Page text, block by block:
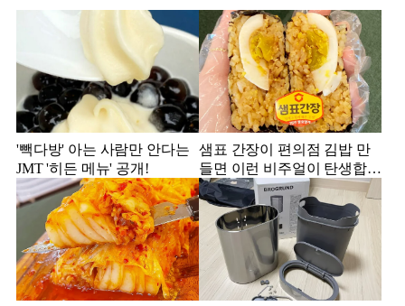
'빽다방' 아는 사람만 안다는
JMT '히든 메뉴' 공개!
샘표 간장이 편의점 김밥 만
들면 이런 비주얼이 탄생합니
다.